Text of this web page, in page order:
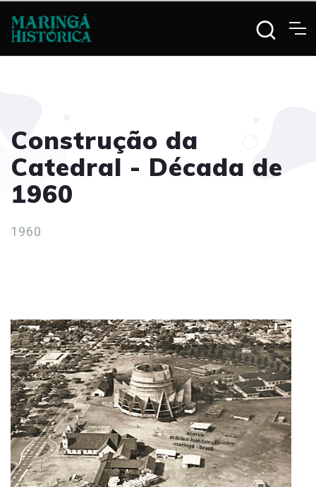
Construção da
Catedral - Década de
1960
1960